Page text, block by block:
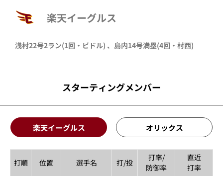
楽天イーグルス
浅村22号2ラン(1回・ ビドル) 、 島内14号満塁(4回・ 村西)
スターティングメンバー
楽天イーグルス オリックス
打順 位置 選手名 打/投
打率/
防御率
直近
打率